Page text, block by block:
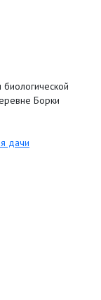
Борки
дачи